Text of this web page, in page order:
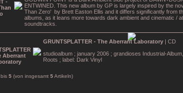
ENTWINED. This new album by GP is largely inspired by the
Than Zero' by Brett Easton Ellis and it differs significantly from
albums, as it leans more towards dark ambient and cinematic /
soundtracks.
GRUNTSPLATTER - The Aberrant Laboratory | CD
studioalbum ; january 2006 ; grandioses Industrial-
Roots ; label: Dark Vinyl
bis 5 (von insgesamt 5Artikeln)